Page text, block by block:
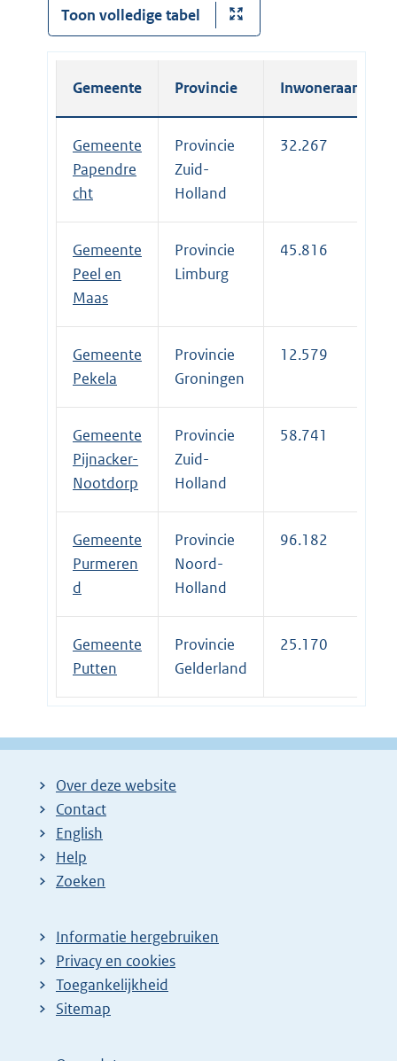
Toon volledige tabel
Gemeente Provincie Inwoneraantal
Gemeente
Papendre
cht
Provincie
Zuid-
Holland
32.267
Gemeente
Peel en
Maas
Provincie
Limburg
45.816
Gemeente
Pekela
Provincie
Groningen
12.579
Gemeente
Pijnacker-
Nootdorp
Provincie
Zuid-
Holland
58.741
Gemeente
Purmeren
d
Provincie
Noord-
Holland
96.182
Gemeente
Putten
Provincie
Gelderland
25.170
Over deze website
Contact
English
Help
Zoeken
Informatie hergebruiken
Privacy en cookies
Toegankelijkheid
Sitemap